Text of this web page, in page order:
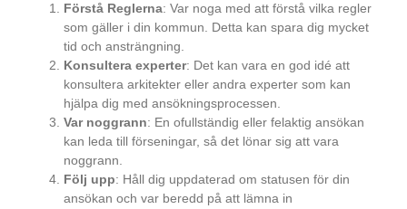
Förstå Reglerna: Var noga med att förstå vilka regler
som gäller i din kommun. Detta kan spara dig mycket
tid och ansträngning.
Konsultera experter: Det kan vara en god idé att
konsultera arkitekter eller andra experter som kan
hjälpa dig med ansökningsprocessen.
Var noggrann: En ofullständig eller felaktig ansökan
kan leda till förseningar, så det lönar sig att vara
noggrann.
Följ upp: Håll dig uppdaterad om statusen för din
ansökan och var beredd på att lämna in